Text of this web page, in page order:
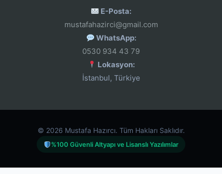
E-Posta:
mustafahazirci@gmail.com
WhatsApp:
0530 934 43 79
Lokasyon:
İstanbul, Türkiye
© 2026 Mustafa Hazırcı. Tüm Hakları Saklıdır.
%100 Güvenli Altyapı ve Lisanslı Yazılımlar